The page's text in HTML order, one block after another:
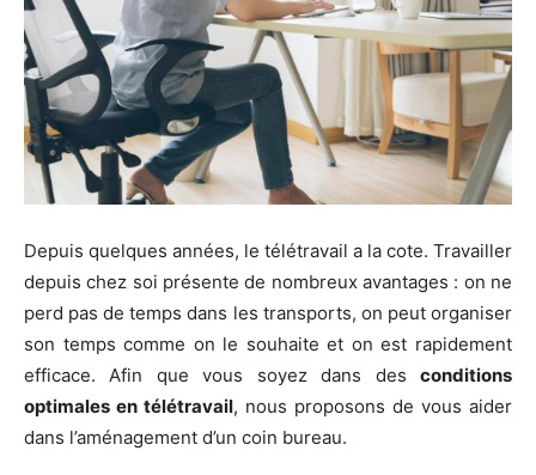
Depuis quelques années, le télétravail a la cote. Travailler
depuis chez soi présente de nombreux avantages : on ne
perd pas de temps dans les transports, on peut organiser
son temps comme on le souhaite et on est rapidement
efficace. Afin que vous soyez dans des conditions
optimales en télétravail, nous proposons de vous aider
dans l’aménagement d’un coin bureau.